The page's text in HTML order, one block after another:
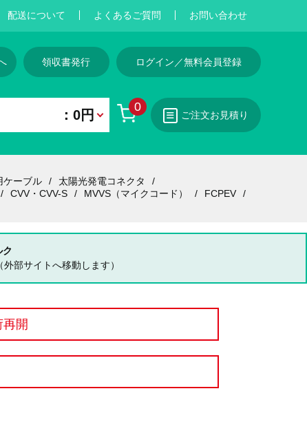
配送について よくあるご質問 お問い合わせ
領収書発行 ログイン／無料会員登録
0
：0円 ご注文お見積り
ケーブル
太陽光発電コネクタ
CVV・CVV-S MVVS（マイクコード）
FCPEV
部サイトへ移動します）
開